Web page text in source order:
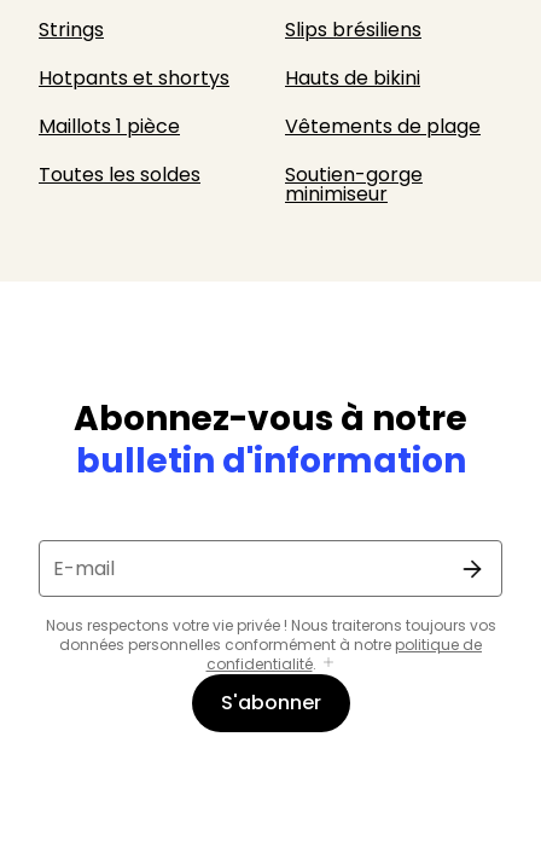
Strings
Slips brésiliens
Hotpants et shortys
Hauts de bikini
Maillots 1 pièce
Vêtements de plage
Toutes les soldes
Soutien-gorge
minimiseur
Abonnez-vous à notre
bulletin d'information
E-mail
Nous respectons votre vie privée ! Nous traiterons toujours vos
données personnelles conformément à notre politique de
confidentialité.
S'abonner